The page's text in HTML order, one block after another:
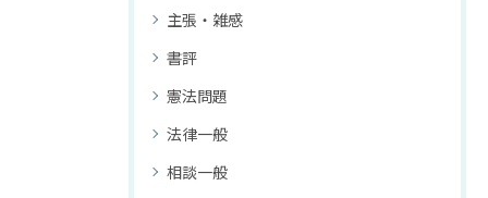
主張・雑感
書評
憲法問題
法律一般
相談一般